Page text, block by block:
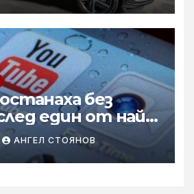
без
един от най-
сривове в
АНГЕЛ СТОЯНОВ